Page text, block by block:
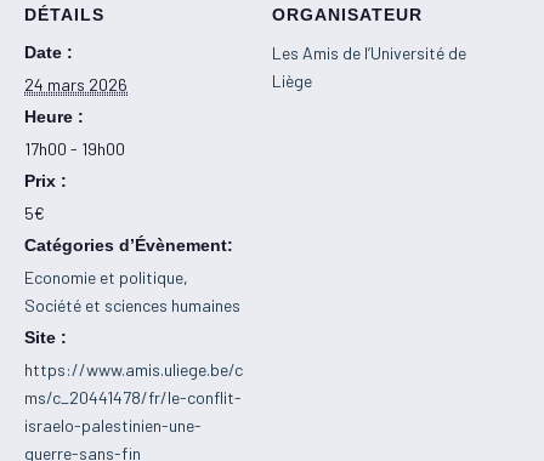
DÉTAILS
Date :
24 mars 2026
Heure :
17h00 - 19h00
Prix :
5€
Catégories d’Évènement:
Economie et politique,
Société et sciences humaines
Site :
https://www.amis.uliege.be/c
ms/c_20441478/fr/le-conflit-
israelo-palestinien-une-
guerre-sans-fin
ORGANISATEUR
Les Amis de l’Université de
Liège